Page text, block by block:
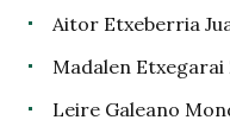
Aitor Etxeberria
Madalen Etxegarai
Leire Galeano